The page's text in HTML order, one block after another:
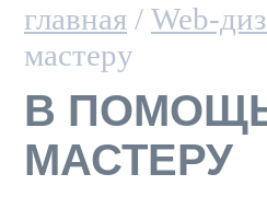
главная / Web-
мастеру
В
МАСТЕРУ